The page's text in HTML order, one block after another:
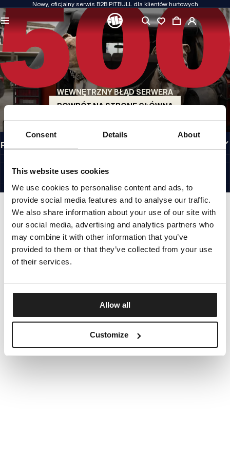
Consent Details About
This website uses cookies
We use cookies to personalise content and ads, to
provide social media features and to analyse our traffic.
We also share information about your use of our site with
our social media, advertising and analytics partners who
may combine it with other information that you’ve
provided to them or that they’ve collected from your use
of their services.
Allow all
Customize
Nowy, oficjalny serwis B2B PITBULL dla klientów hurtowych
WEWNĘTRZNY BŁĄD SERWERA
POWRÓT NA STRONĘ GŁÓWNĄ
JAKOŚĆ TO DLA NAS PRIORYTET
Naszą odzież produkujemy z pasją. Nie idziemy na kompromis w kwestiach
wytrzymałości, długowieczności materiałów i dbałości o detal.
US ORIGIN
Nasze korzenie sięgają San Diego z początku lat 90-tych XX wieku. Nasz styl jest
surowy, autentyczny i bezkompromisowy.
MARKA Z CHARAKTEREM
Nasze kolekcje wybierają sportowcy, fighterzy i uparci indywidualiści.
INFORMACJE
PRZYDATNE LINKI
©1997 - 2026 PITBULL SP. Z O.O. ALL RIGHTS RESERVED.
SITE CREDITS
IDŹ DO GÓRY